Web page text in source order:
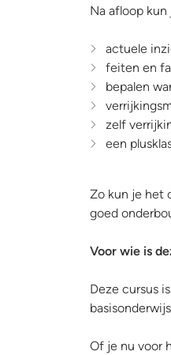
Na afloop kun
actuele
feiten en
bepalen
zelf
een
Zo kun je het
goed
Voor wie is
Deze cursus
Of je nu voor